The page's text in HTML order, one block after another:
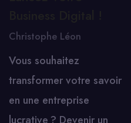
Christophe Léon
Vous souhaitez
transformer votre savoir
en une entreprise